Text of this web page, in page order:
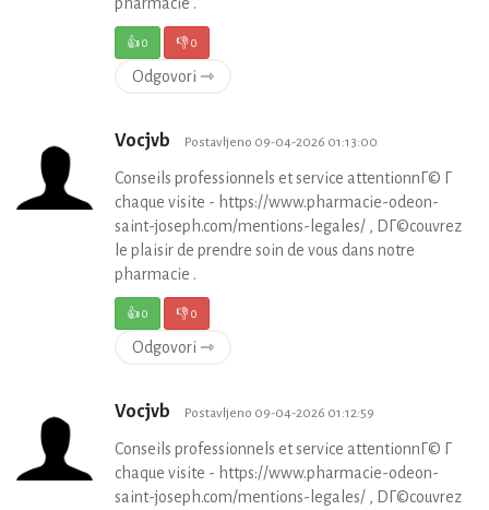
👍0 👎0
Odgovori ⇾
Vocjvb Postavljeno 09-04-2026 01:13:00
Conseils professionnels et service attentionnГ© Г
chaque visite - https://www.pharmacie-odeon-
saint-joseph.com/mentions-legales/ , DГ©couvrez
le plaisir de prendre soin de vous dans notre
pharmacie .
👍0 👎0
Odgovori ⇾
Vocjvb Postavljeno 09-04-2026 01:12:59
Conseils professionnels et service attentionnГ© Г
chaque visite - https://www.pharmacie-odeon-
saint-joseph.com/mentions-legales/ , DГ©couvrez